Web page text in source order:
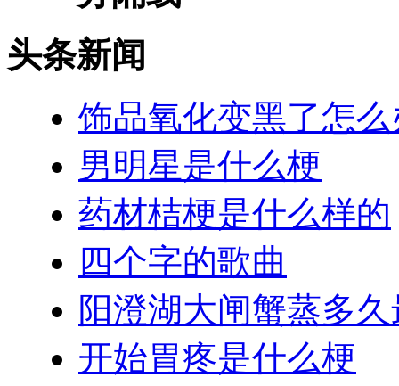
头条新闻
饰品氧化变黑了怎么
男明星是什么梗
药材桔梗是什么样的
四个字的歌曲
阳澄湖大闸蟹蒸多
开始胃疼是什么梗